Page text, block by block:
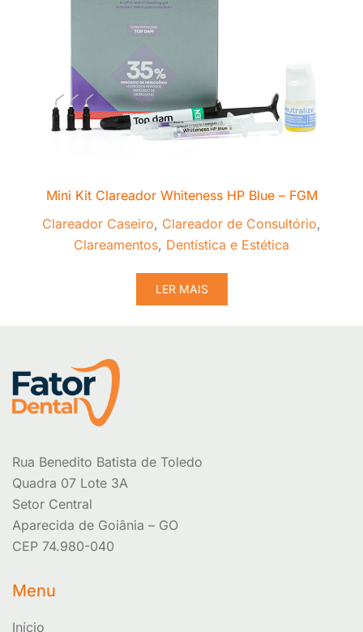
Mini Kit Clareador Whiteness HP Blue – FGM
Clareador Caseiro, Clareador de Consultório,
Clareamentos, Dentística e Estética
LER MAIS
Rua Benedito Batista de Toledo
Quadra 07 Lote 3A
Setor Central
Aparecida de Goiânia – GO
CEP 74.980-040
Menu
Início